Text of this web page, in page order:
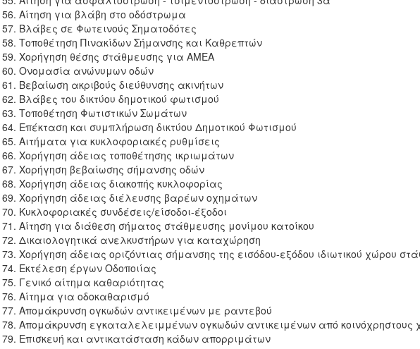
Αίτηση για βλάβη στο οδόστρωμα
Βλάβες σε Φωτεινούς Σηματοδότες
Τοποθέτηση Πινακίδων Σήμανσης και Καθρεπτών
Χορήγηση θέσης στάθμευσης για ΑMΕΑ
Ονομασία ανώνυμων οδών
Βεβαίωση ακριβούς διεύθυνσης ακινήτων
Βλάβες του δικτύου δημοτικού φωτισμού
Τοποθέτηση Φωτιστικών Σωμάτων
Επέκταση και συμπλήρωση δικτύου Δημοτικού Φωτισμού
Αιτήματα για κυκλοφοριακές ρυθμίσεις
Χορήγηση άδειας τοποθέτησης ικριωμάτων
Χορήγηση βεβαίωσης σήμανσης οδών
Χορήγηση άδειας διακοπής κυκλοφορίας
Χορήγηση άδειας διέλευσης βαρέων οχημάτων
Κυκλοφοριακές συνδέσεις/είσοδοι-έξοδοι
Αίτηση για διάθεση σήματος στάθμευσης μονίμου κατοίκου
Δικαιολογητικά ανελκυστήρων για καταχώρηση
Χορήγηση άδειας οριζόντιας σήμανσης της εισόδου-εξόδου ιδιωτικού χώρου
Εκτέλεση έργων Οδοποιίας
Γενικό αίτημα καθαριότητας
Αίτημα για οδοκαθαρισμό
Απομάκρυνση ογκωδών αντικειμένων με ραντεβού
Απομάκρυνση εγκαταλελειμμένων ογκωδών αντικειμένων από κοινόχρηστους
Επισκευή και αντικατάσταση κάδων απορριμάτων